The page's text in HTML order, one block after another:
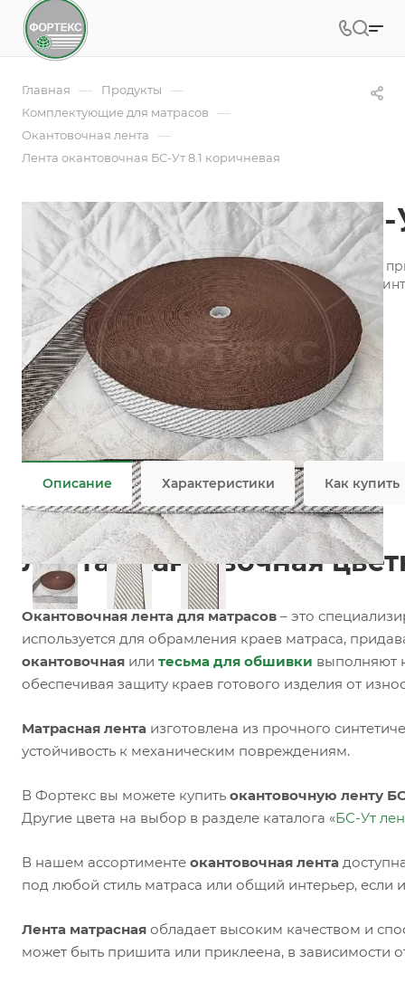
Главная — Продукты —
Комплектующие для матрасов —
Окантовочная лента —
Лента окантовочная БС-Ут 8.1 коричневая
Лента окантовочная
Лента окантовочная - это необходимая составляющая
производства, пошива аксессуаров для оформления
Подробности
Заказать
Задать вопрос
Возможны дополнительные опции
Не является публичной офертой
Описание Характеристики Как купить
Лента окантовочная
Окантовочная лента для матрасов – это
используется для обрамления краев матраса,
окантовочная или тесьма для обшивки выполняют
обеспечивая защиту краев готового изделия от
Матрасная лента изготовлена из прочного
устойчивость к механическим повреждениям.
В Фортекс вы можете купить окантовочную ленту
Другие цвета на выбор в разделе каталога «БС-Ут
В нашем ассортименте окантовочная лента
под любой стиль матраса или общий интерьер, если
Лента матрасная обладает высоким качеством и
может быть пришита или приклеена, в зависимости